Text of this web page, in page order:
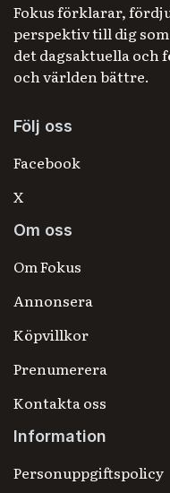
Fokus förklarar,
perspektiv till dig
det dagsaktuella och
och världen bättre.
Följ oss
Facebook
X
Om oss
Om Fokus
Annonsera
Köpvillkor
Prenumerera
Kontakta oss
Information
Personuppgiftspolicy